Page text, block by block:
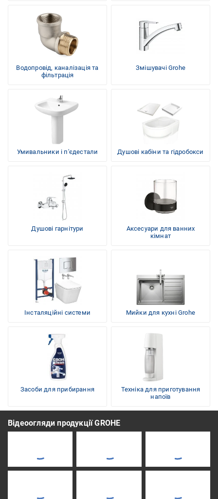
Водопровід, каналізація та
фільтрація
Змішувачі Grohe
Умивальники і п'єдестали Душові кабіни та гідробокси
Душові гарнітури
Аксесуари для ванних
кімнат
Інсталяційні системи Мийки для кухні Grohe
Засоби для прибирання
Техніка для приготування
напоїв
Відеоогляди продукції GROHE